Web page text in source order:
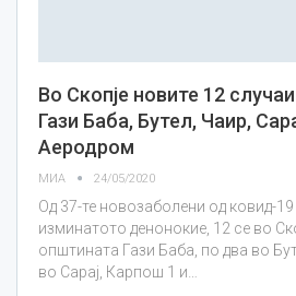
Во Скопје новите 12
Гази Баба, Бутел, Чаир,
Аеродром
МИА 24/05/2020
Од 37-те новозаболени од ковид-
изминатото денонокие, 12 се во
општината Гази Баба, по два во
во Сарај, Карпош 1 и…